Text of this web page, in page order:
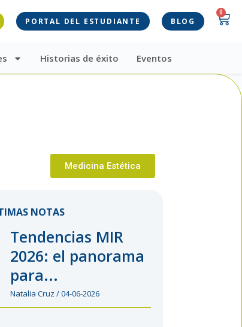
PORTAL DEL ESTUDIANTE BLOG
0
Historias de éxito Eventos
Medicina Estética
NOTAS
Tendencias MIR
2026: el panorama
para...
Natalia Cruz / 04-06-2026